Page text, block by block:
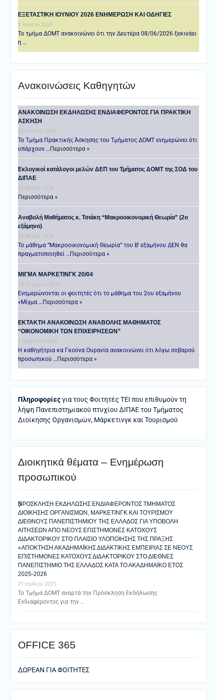
ΕΞΕΤΑΣΤΙΚΗ IOYNIOY 2026 ΕΝΗΜΕΡΩΣΗ ΚΑΙ ΟΔΗΓΙΕΣ
3 Ιουνίου 2026
Το τμήμα ΔΟΜΤ ανακοινώνει ότι την Δευτέρα 08/06/2026 ξεκινάει
η …
Ανακοινώσεις Καθηγητών
ANAKOINΩΣΗ ΕΚΔΗΛΩΣΗΣ ΕΝΔΙΑΦΕΡΟΝΤΟΣ ΓΙΑ ΠΡΑΚΤΙΚΗ
ΑΣΚΗΣΗ
22 Ιουνίου 2026
Το Τμήμα Πρακτικής Άσκησης του Τμήματος ΔΟΜΤ ενημερώνει ότι
υπάρχουν … Περισσότερα »
Εκλογικοί κατάλογοι μελών ΔΕΠ του Τμήματος ΔΟΜΤ της ΣΟΔ του
ΔΙΠΑΕ
22 Μαΐου 2026
Περισσότερα »
Αναβολή Μαθήματος κ. Τσιάκη “Μακροοικονομική Θεωρία” (2ο
εξάμηνο)
20 Μαΐου 2026
Το μάθημα “Μακροοικονομική Θεωρία” του Β’ εξαμήνου ΔΕΝ θα
πραγματοποιηθεί … Περισσότερα »
ΜΙΓΜΑ ΜΑΡΚΕΤΙΝΓΚ 20/04
18 Απριλίου 2026
Ενημερώνονται οι φοιτητές ότι το μάθημα του 2ου εξαμήνου
«Μίγμα … Περισσότερα »
ΕΚΤΑΚΤΗ ΑΝΑΚΟΙΝΩΣΗ ΑΝΑΒΟΛΗΣ ΜΑΘΗΜΑΤΟΣ
“ΟΙΚΟΝΟΜΙΚΗ ΤΩΝ ΕΠΙΧΕΙΡΗΣΕΩΝ”
1 Απριλίου 2026
Η καθηγήτρια κα Γκούνα Ουρανία ανακοινώνει ότι λόγω σοβαρού
προσωπικού … Περισσότερα »
Πληροφορίεςγια τους Φοιτητές ΤΕΙ που επιθυμούν τη
λήψη Πανεπιστημιακού πτυχίου ΔΙΠΑΕ του Τμήματος
Διοίκησης Οργανισμών, Μάρκετινγκ και Τουρισμού
Διοικητικά θέματα – Ενημέρωση
προσωπικού
ΠΡΟΣΚΛΗΣΗ ΕΚΔΗΛΩΣΗΣ ΕΝΔΙΑΦΕΡΟΝΤΟΣ ΤΜΗΜΑΤΟΣ
ΔΙΟΙΚΗΣΗΣ ΟΡΓΑΝΙΣΜΩΝ, ΜΑΡΚΕΤΙΝΓΚ ΚΑΙ ΤΟΥΡΙΣΜΟΥ
ΔΙΕΘΝΟΥΣ ΠΑΝΕΠΙΣΤΗΜΙΟΥ ΤΗΣ ΕΛΛΑΔΟΣ ΓΙΑ ΥΠΟΒΟΛΗ
ΑΙΤΗΣΕΩΝ ΑΠΟ ΝΕΟΥΣ ΕΠΙΣΤΗΜΟΝΕΣ ΚΑΤΟΧΟΥΣ
ΔΙΔΑΚΤΟΡΙΚΟΥ ΣΤΟ ΠΛΑΙΣΙΟ ΥΛΟΠΟΙΗΣΗΣ ΤΗΣ ΠΡΑΞΗΣ
«ΑΠΟΚΤΗΣΗ ΑΚΑΔΗΜΑΪΚΗΣ ΔΙΔΑΚΤΙΚΗΣ ΕΜΠΕΙΡΙΑΣ ΣΕ ΝΕΟΥΣ
ΕΠΙΣΤΗΜΟΝΕΣ ΚΑΤΟΧΟΥΣ ΔΙΔΑΚΤΟΡΙΚΟΥ ΣΤΟ ΔΙΕΘΝΕΣ
ΠΑΝΕΠΙΣΤΗΜΙΟ ΤΗΣ ΕΛΛΑΔΟΣ ΚΑΤΑ ΤΟ ΑΚΑΔΗΜΑΪΚΟ ΕΤΟΣ
2025-2026
21 Ιουλίου 2025
Το Τμήμα ΔΟΜΤ αναρτά την Πρόσκληση Εκδήλωσης
Ενδιαφέροντος για την …
ΟFFICE 365
ΔΩΡΕΑΝ ΓΙΑ ΦΟΙΤΗΤΕΣ